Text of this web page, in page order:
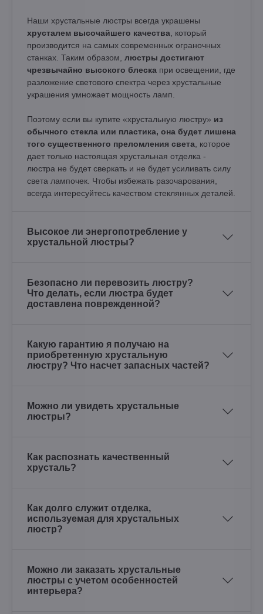
Наши хрустальные люстры всегда украшены
хрусталем высочайшего качества , который
производится на самых современных ограночных
станках. Таким образом, люстры достигают
чрезвычайно высокого блеска при освещении, где
разложение светового спектра через хрустальные
украшения умножает мощность ламп.
Поэтому если вы купите «хрустальную люстру» из
обычного стекла или пластика, она будет лишена
того существенного преломления света , которое
дает только настоящая хрустальная отделка -
люстра не будет сверкать и не будет усиливать силу
света лампочек. Чтобы избежать разочарования,
всегда интересуйтесь качеством стеклянных деталей.
Высокое ли энергопотребление у
хрустальной люстры?
Безопасно ли перевозить люстру?
Что делать, если люстра будет
доставлена поврежденной?
Какую гарантию я получаю на
приобретенную хрустальную
люстру? Что насчет запасных частей?
Можно ли увидеть хрустальные
люстры?
Как распознать качественный
хрусталь?
Как долго служит отделка,
используемая для хрустальных
люстр?
Можно ли заказать хрустальные
люстры с учетом особенностей
интерьера?